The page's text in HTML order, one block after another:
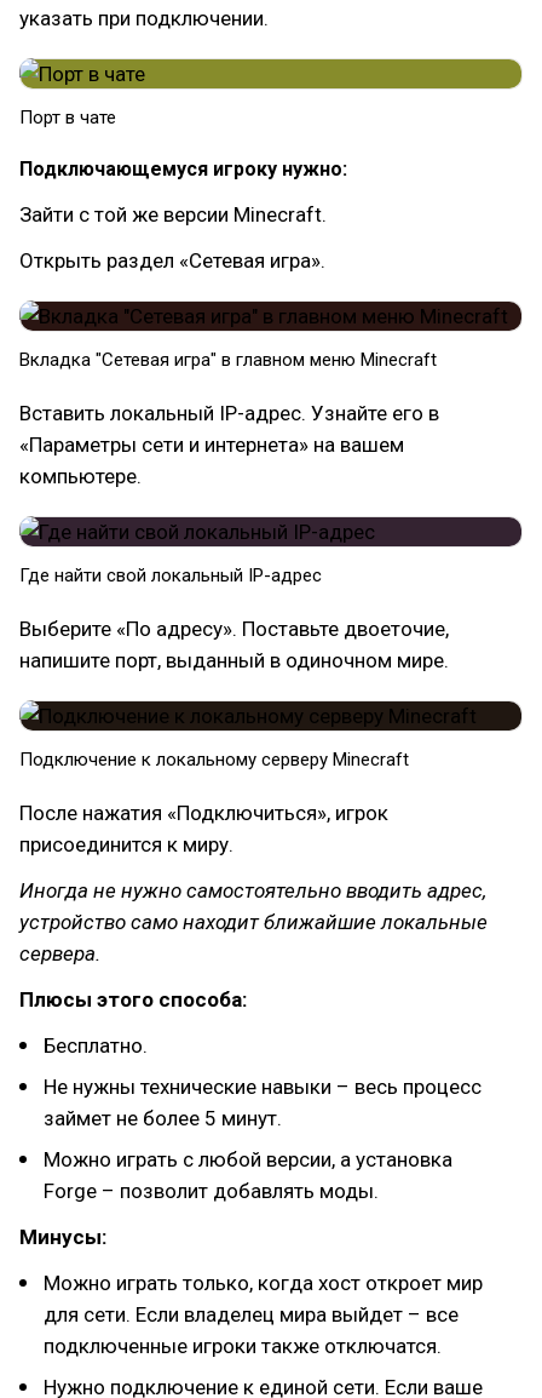
указать при подключении.
Порт в чате
Подключающемуся игроку нужно:
Зайти с той же версии Minecraft.
Открыть раздел «Сетевая игра».
Вкладка "Сетевая игра" в главном меню Minecraft
Вставить локальный IP-адрес. Узнайте его в
«Параметры сети и интернета» на вашем
компьютере.
Где найти свой локальный IP-адрес
Выберите «По адресу». Поставьте двоеточие,
напишите порт, выданный в одиночном мире.
Подключение к локальному серверу Minecraft
После нажатия «Подключиться», игрок
присоединится к миру.
Иногда не нужно самостоятельно вводить адрес,
устройство само находит ближайшие локальные
сервера.
Плюсы этого способа:
Бесплатно.
Не нужны технические навыки – весь процесс
займет не более 5 минут.
Можно играть с любой версии, а установка
Forge – позволит добавлять моды.
Минусы:
Можно играть только, когда хост откроет мир
для сети. Если владелец мира выйдет – все
подключенные игроки также отключатся.
Нужно подключение к единой сети. Если ваше